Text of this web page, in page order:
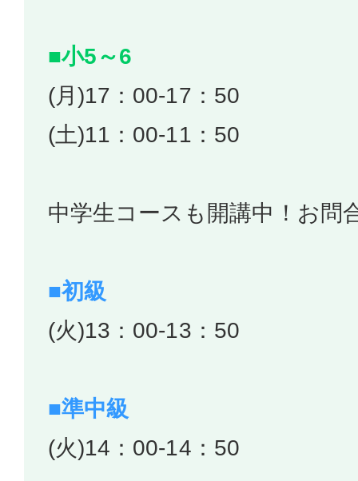
■小5～6
(月)17：00-17：50
(土)11：00-11：50
中学生コースも開講中！お問
■初級
(火)13：00-13：50
■準中級
(火)14：00-14：50